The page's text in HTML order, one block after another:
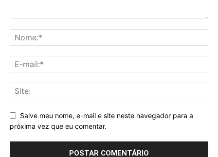
Salve meu nome, e-mail e site neste navegador para a
próxima vez que eu comentar.